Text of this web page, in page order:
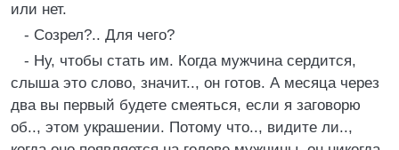
или нет.
- Созрел?.. Для чего?
- Ну, чтобы стать им. Когда мужчина сердится,
слыша это слово, значит.., он готов. А месяца через
два вы первый будете смеяться, если я заговорю
об.., этом украшении. Потому что.., видите ли..,